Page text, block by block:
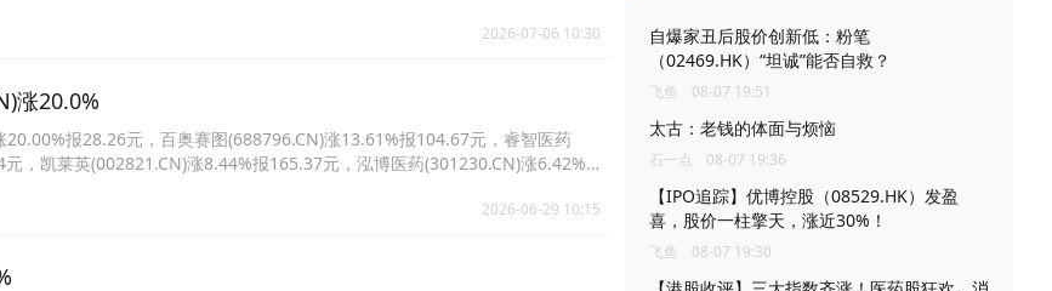
2026-07-06 10:30
涨20.0%
报28.26元，百奥赛图(688796.CN)涨13.61%报104.67元，睿智医药
，凯莱英(002821.CN)涨8.44%报165.37元，泓博医药(301230.CN)涨6.42%
2026-06-29 10:15
自爆家丑后股价创新低：粉笔
（02469.HK）“坦诚”能否自救？
飞鱼 08-07 19:51
太古：老钱的体面与烦恼
石一点 08-07 19:36
【IPO追踪】优博控股（08529.HK）发盈
喜，股价一柱擎天，涨近30%！
飞鱼 08-07 19:30